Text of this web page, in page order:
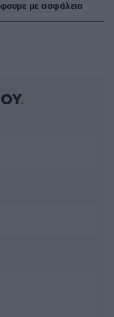
με ασφάλεια